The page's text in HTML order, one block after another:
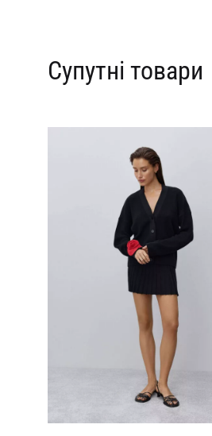
Супутні товари